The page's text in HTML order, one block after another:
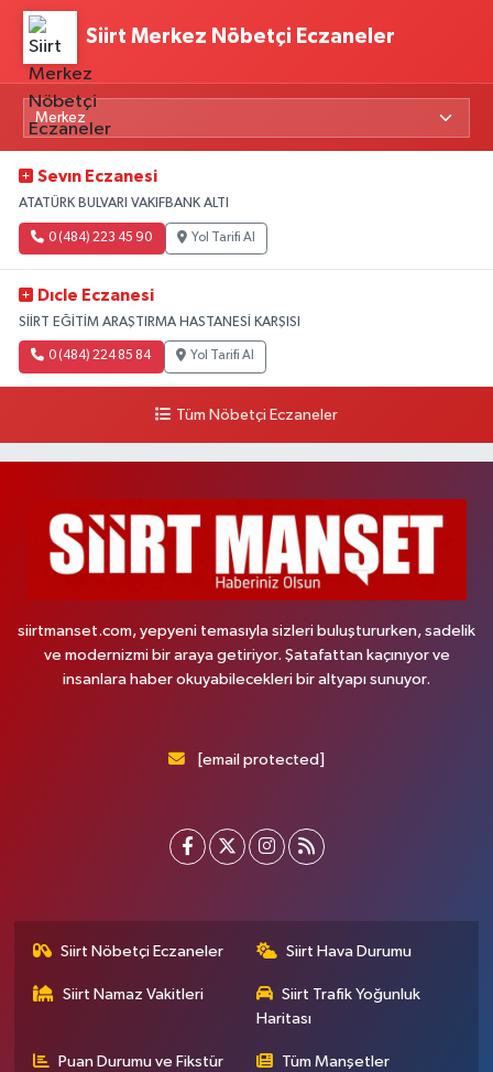
Siirt Merkez Nöbetçi Eczaneler
Sevın Eczanesi
ATATÜRK BULVARI VAKIFBANK ALTI
0 (484) 223 45 90 Yol Tarifi Al
Dıcle Eczanesi
SİİRT EĞİTİM ARAŞTIRMA HASTANESİ KARŞISI
0 (484) 224 85 84 Yol Tarifi Al
Tüm Nöbetçi Eczaneler
siirtmanset.com, yepyeni temasıyla sizleri buluştururken, sadelik
ve modernizmi bir araya getiriyor. Şatafattan kaçınıyor ve
insanlara haber okuyabilecekleri bir altyapı sunuyor.
[email protected]
Siirt Nöbetçi Eczaneler Siirt Hava Durumu
Siirt Namaz Vakitleri
Siirt Trafik Yoğunluk
Haritası
Puan Durumu ve Fikstür Tüm Manşetler